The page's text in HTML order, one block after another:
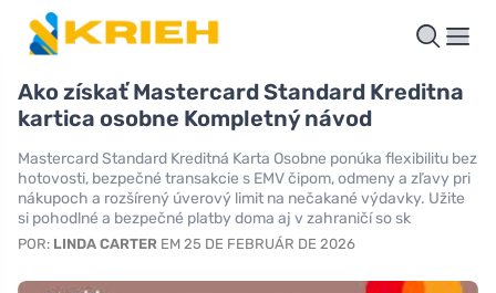
Ako získať Mastercard Standard Kreditna
kartica osobne Kompletný návod
Mastercard Standard Kreditná Karta Osobne ponúka flexibilitu bez
hotovosti, bezpečné transakcie s EMV čipom, odmeny a zľavy pri
nákupoch a rozšírený úverový limit na nečakané výdavky. Užite
si pohodlné a bezpečné platby doma aj v zahraničí so sk
POR: LINDA CARTER EM 25 DE FEBRUÁR DE 2026